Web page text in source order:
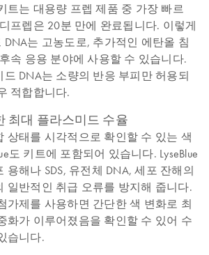
트는 대용량 프렙 제품 중 가장 빠르
프렙은 20분 만에 완료됩니다. 이렇게
는 고농도로, 추가적인 에탄올 침
속 응용 분야에 사용할 수 있습니다.
DNA는 소량의 반응 부피만 허용되
적합합니다.
최대 플라스미드 수율
상태를 시각적으로 확인할 수 있는 색
도 키트에 포함되어 있습니다. LyseBlue
용해나 SDS, 유전체 DNA, 세포 잔해의
일반적인 취급 오류를 방지해 줍니다.
가제를 사용하면 간단한 색 변화로 최
화가 이루어졌음을 확인할 수 있어 수
습니다.